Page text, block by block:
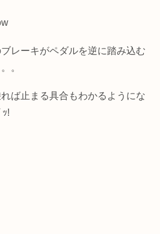
レーキがペダルを逆に踏み込む
。
ば止まる具合もわかるようにな
!